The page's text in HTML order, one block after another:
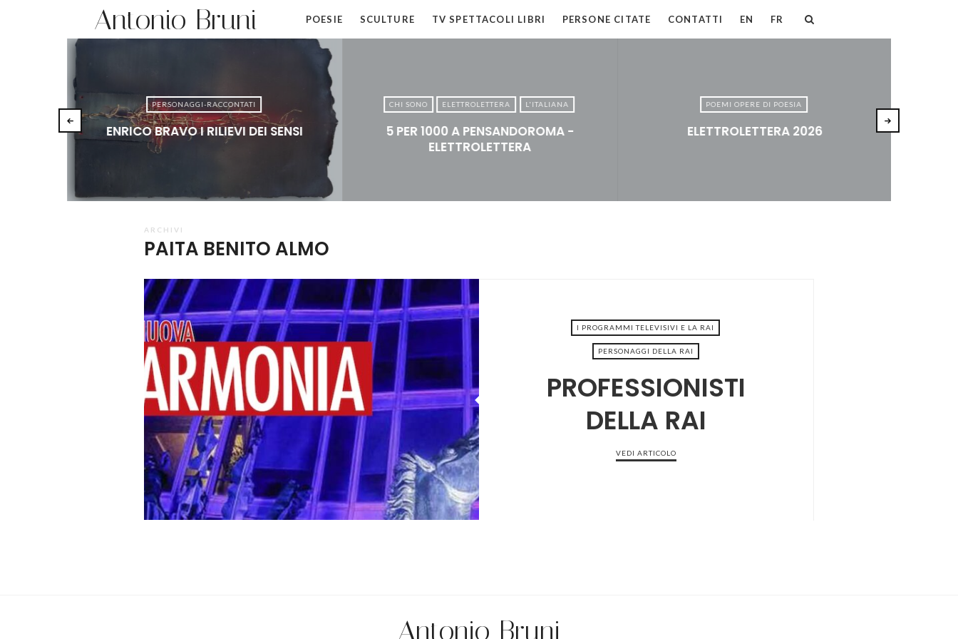
Antonio Bruni POESIE SCULTURE TV SPETTACOLI LIBRI PERSONE CITATE CONTATTI EN FR
PERSONAGGI-RACCONTATI
ENRICO BRAVO I RILIEVI DEI SENSI
CHI SONO ELETTROLETTERA L'ITALIANA
5 PER 1000 A PENSANDOROMA -
ELETTROLETTERA
POEMI OPERE DI POESIA
ELETTROLETTERA 2026
ARCHIVI
PAITA BENITO ALMO
2022-09-13
I PROGRAMMI TELEVISIVI E LA RAI
PERSONAGGI DELLA RAI
PROFESSIONISTI
DELLA RAI
VEDI ARTICOLO
Antonio Bruni